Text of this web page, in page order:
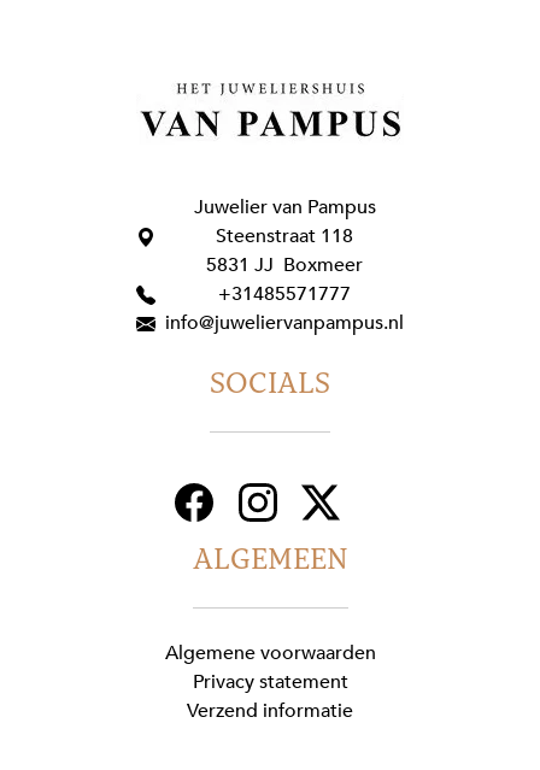
Juwelier van Pampus
Steenstraat 118
5831 JJ Boxmeer
+31485571777
info@juweliervanpampus.nl
ALGEMEEN
Algemene voorwaarden
Privacy statement
Verzend informatie
SOCIALS